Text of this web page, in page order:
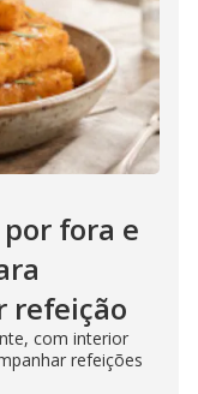
fora e
refeição
com interior
refeições